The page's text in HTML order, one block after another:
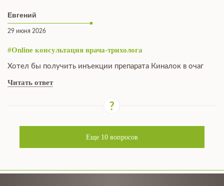
Евгений
29 июня 2026
#Online консультация врача-трихолога
Хотел бы получить инъекции препарата Киналок в очаг
Читать ответ
Еще 10 вопросов